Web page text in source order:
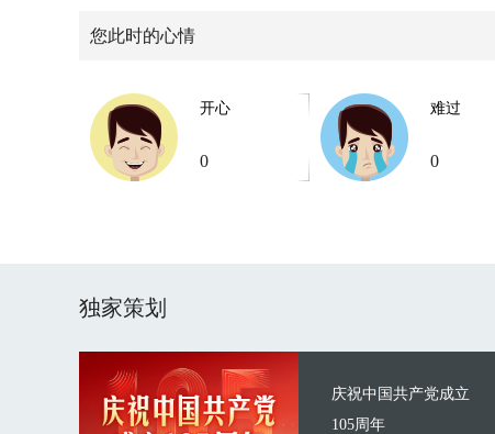
您此时的心情
开心
0
难过
0
独家策划
庆祝中国共产党成立
105周年